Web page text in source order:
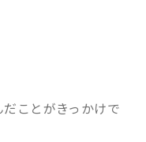
ことがきっかけで